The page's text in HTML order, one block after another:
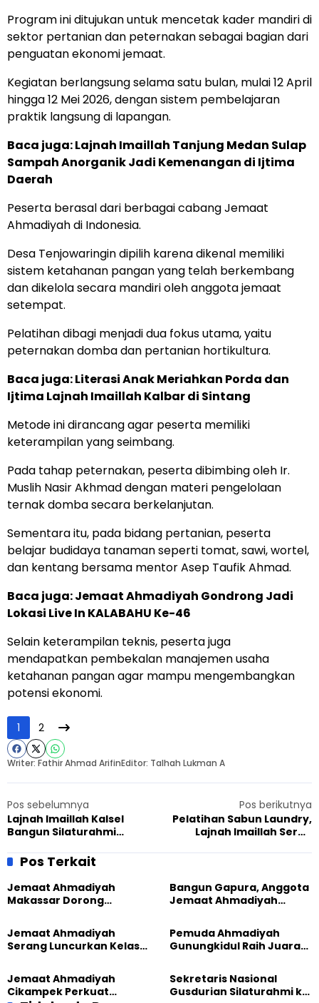
Program ini ditujukan untuk mencetak kader mandiri di
sektor pertanian dan peternakan sebagai bagian dari
penguatan ekonomi jemaat.
Kegiatan berlangsung selama satu bulan, mulai 12 April
hingga 12 Mei 2026, dengan sistem pembelajaran
praktik langsung di lapangan.
Baca juga:Lajnah Imaillah Tanjung Medan Sulap
Sampah Anorganik Jadi Kemenangan di Ijtima
Daerah
Peserta berasal dari berbagai cabang Jemaat
Ahmadiyah di Indonesia.
Desa Tenjowaringin dipilih karena dikenal memiliki
sistem ketahanan pangan yang telah berkembang
dan dikelola secara mandiri oleh anggota jemaat
setempat.
Pelatihan dibagi menjadi dua fokus utama, yaitu
peternakan domba dan pertanian hortikultura.
Baca juga: Literasi Anak Meriahkan Porda dan
Ijtima Lajnah Imaillah Kalbar di Sintang
Metode ini dirancang agar peserta memiliki
keterampilan yang seimbang.
Pada tahap peternakan, peserta dibimbing oleh Ir.
Muslih Nasir Akhmad dengan materi pengelolaan
ternak domba secara berkelanjutan.
Sementara itu, pada bidang pertanian, peserta
belajar budidaya tanaman seperti tomat, sawi, wortel,
dan kentang bersama mentor Asep Taufik Ahmad.
Baca juga:Jemaat Ahmadiyah Gondrong Jadi
Lokasi Live In KALABAHU Ke-46
Selain keterampilan teknis, peserta juga
mendapatkan pembekalan manajemen usaha
ketahanan pangan agar mampu mengembangkan
potensi ekonomi.
1 2
Writer: Fathir Ahmad ArifinEditor: Talhah Lukman A
Pos sebelumnya
Lajnah Imaillah Kalsel
Bangun Silaturahmi
Lewat Sembako Murah
Pos berikutnya
Pelatihan Sabun Laundry,
Lajnah Imaillah Serua
Baru
Pos Terkait
Jemaat Ahmadiyah
Makassar Dorong
Lewat Edukasi Ekoteologi
Bangun Gapura, Anggota
Jemaat Ahmadiyah
Sambut HUT RI ke-81
Jemaat Ahmadiyah
Serang Luncurkan Kelas
Generasi Unggul
Pemuda Ahmadiyah
Gunungkidul Raih Juara
Jemaat Ahmadiyah
Cikampek Perkuat
Sekretaris Nasional
Gusdurian Silaturahmi ke